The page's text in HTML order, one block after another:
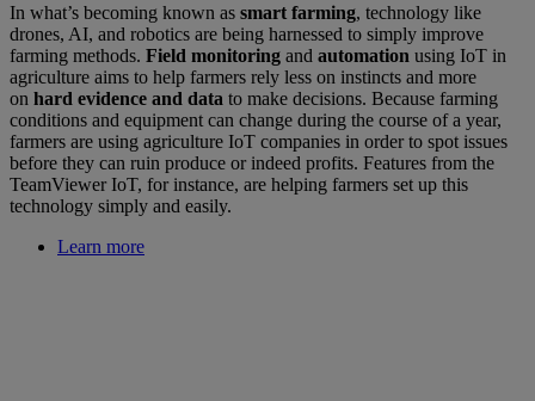
In what’s becoming known as smart farming, technology like
drones, AI, and robotics are being harnessed to simply improve
farming methods. Field monitoring and automation using IoT in
agriculture aims to help farmers rely less on instincts and more
on hard evidence and data to make decisions. Because farming
conditions and equipment can change during the course of a year,
farmers are using agriculture IoT companies in order to spot issues
before they can ruin produce or indeed profits. Features from the
TeamViewer IoT, for instance, are helping farmers set up this
technology simply and easily.
Learn more